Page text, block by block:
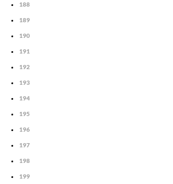
188
189
190
191
192
193
194
195
196
197
198
199